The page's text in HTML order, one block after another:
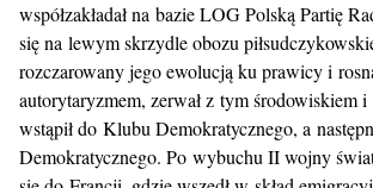
współzakładał na bazie LOG Polską Partię
się na lewym skrzydle obozu
rozczarowany jego ewolucją ku prawicy i
autorytaryzmem, zerwał z tym środowiskiem
wstąpił do Klubu Demokratycznego, a
Demokratycznego. Po wybuchu II wojny